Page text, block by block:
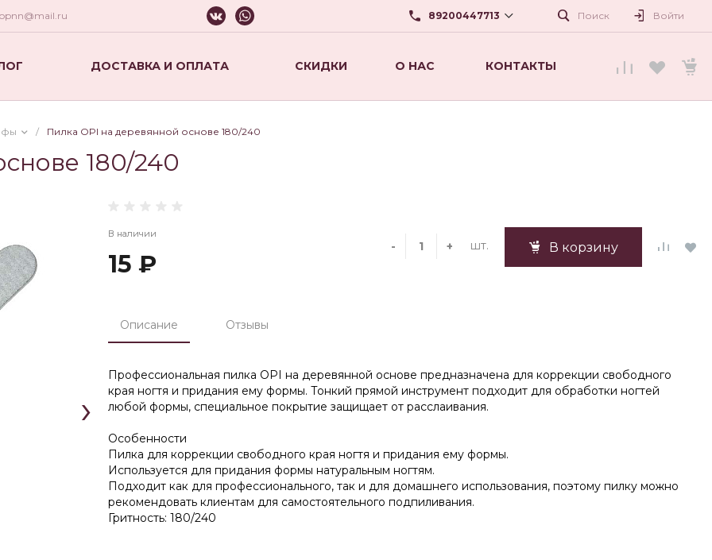
89200447713
Карла Маркса,56
Поиск Войти
ДОСТАВКА И ОПЛАТА СКИДКИ О НАС КОНТАКТЫ
/ Пилка OPI на деревянной основе 180/240
180/240
›
В наличии
15 ₽
- + шт. В корзину
Описание Отзывы
Профессиональная пилка OPI на деревянной основе предназначена для коррекции свободного
края ногтя и придания ему формы. Тонкий прямой инструмент подходит для обработки ногтей
любой формы, специальное покрытие защищает от расслаивания.
Особенности
Пилка для коррекции свободного края ногтя и придания ему формы.
Используется для придания формы натуральным ногтям.
Подходит как для профессионального, так и для домашнего использования, поэтому пилку можно
рекомендовать клиентам для самостоятельного подпиливания.
Гритность: 180/240